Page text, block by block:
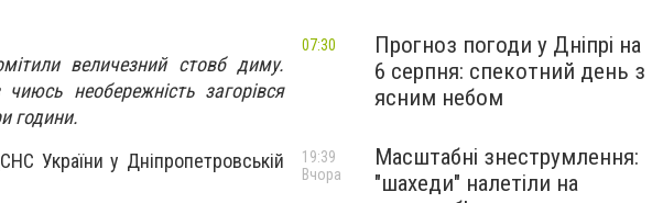
величезний стовб диму.
необережність загорівся
години.
України у Дніпропетровській
Прогноз погоди у Дніпрі на
6 серпня: спекотний день з
ясним небом
07:30
Масштабні знеструмлення:
"шахеди" налетіли на
19:39
Вчора